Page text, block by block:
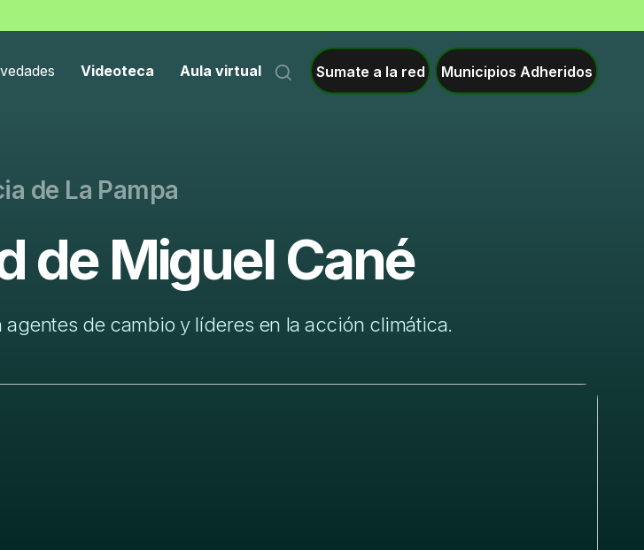
Videoteca Aula virtual Sumate a la red Municipios Adheridos
de La Pampa
de Miguel Cané
de cambio y líderes en la acción climática.